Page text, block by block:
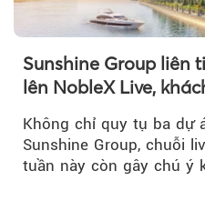
Sunshine Group liên
lên NobleX Live,
Không chỉ quy tụ ba dự
Sunshine Group, chuỗi
tuần này còn gây chú ý